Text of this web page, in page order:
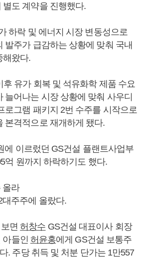
도 계약을 진행했다.
하락 및 에너지 시장 변동성으로
발주가 급감하는 상황에 맞춰 국내
해왔다.
후 유가 회복 및 석유화학 제품 수요
늘어나는 시장 상황에 맞춰 사우디
로그램 패키지 2번 수주를 시작으로
본격적으로 재개하게 됐다.
에 이르렀던 GS건설 플랜트사업부
억 원까지 하락하기도 했다.
올라
대주주에 올랐다.
보면허창수 GS건설 대표이사 회장
아들인 허윤홍에게 GS건설 보통주
. 주당 취득 및 처분 단가는 1만557